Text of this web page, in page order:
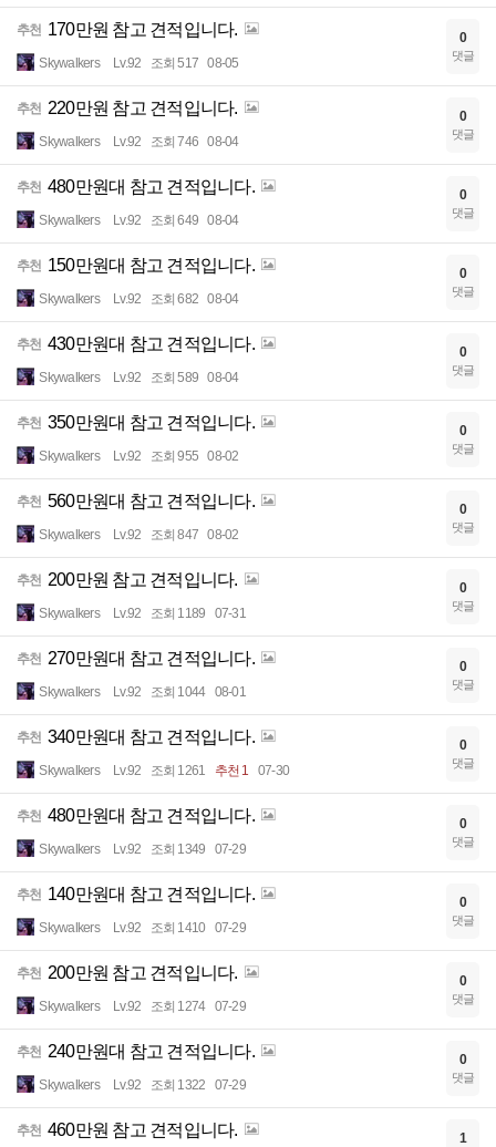
추천 170만원 참고 견적입니다.
Skywalkers Lv.92 조회 517 08-05
0
댓글
추천 220만원 참고 견적입니다.
Skywalkers Lv.92 조회 746 08-04
0
댓글
추천 480만원대 참고 견적입니다.
Skywalkers Lv.92 조회 649 08-04
0
댓글
추천 150만원대 참고 견적입니다.
Skywalkers Lv.92 조회 682 08-04
0
댓글
추천 430만원대 참고 견적입니다.
Skywalkers Lv.92 조회 589 08-04
0
댓글
추천 350만원대 참고 견적입니다.
Skywalkers Lv.92 조회 955 08-02
0
댓글
추천 560만원대 참고 견적입니다.
Skywalkers Lv.92 조회 847 08-02
0
댓글
추천 200만원 참고 견적입니다.
Skywalkers Lv.92 조회 1189 07-31
0
댓글
추천 270만원대 참고 견적입니다.
Skywalkers Lv.92 조회 1044 08-01
0
댓글
추천 340만원대 참고 견적입니다.
Skywalkers Lv.92 조회 1261 추천 1 07-30
0
댓글
추천 480만원대 참고 견적입니다.
Skywalkers Lv.92 조회 1349 07-29
0
댓글
추천 140만원대 참고 견적입니다.
Skywalkers Lv.92 조회 1410 07-29
0
댓글
추천 200만원 참고 견적입니다.
Skywalkers Lv.92 조회 1274 07-29
0
댓글
추천 240만원대 참고 견적입니다.
Skywalkers Lv.92 조회 1322 07-29
0
댓글
추천 460만원 참고 견적입니다. 1